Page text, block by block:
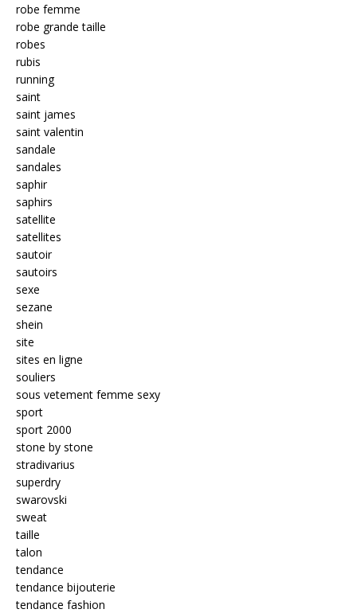
robe femme
robe grande taille
robes
rubis
running
saint
saint james
saint valentin
sandale
sandales
saphir
saphirs
satellite
satellites
sautoir
sautoirs
sexe
sezane
shein
site
sites en ligne
souliers
sous vetement femme sexy
sport
sport 2000
stone by stone
stradivarius
superdry
swarovski
sweat
taille
talon
tendance
tendance bijouterie
tendance fashion